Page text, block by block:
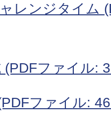
レンジタイム
(PDFファイル:
ファイル: